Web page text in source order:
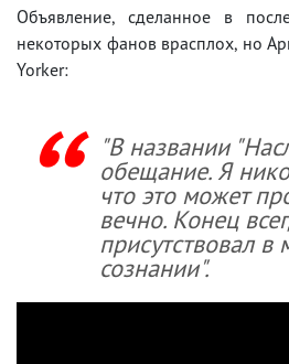
Объявление, сделанное в
некоторых фанов врасплох, но
Yorker:
"В названии
обещание. Я
что это может
вечно. Конец
присутствовал в
сознании".